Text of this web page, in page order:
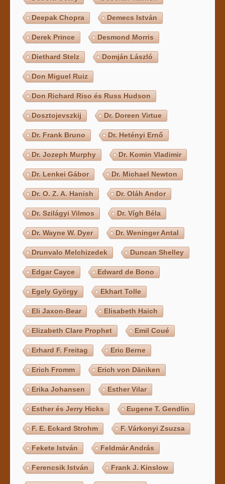
Deepak Chopra Demecs István
Derek Prince Desmond Morris
Diethard Stelz Domján László
Don Miguel Ruiz
Don Richard Riso és Russ Hudson
Dosztojevszkij Dr. Doreen Virtue
Dr. Frank Bruno Dr. Hetényi Ernő
Dr. Jozeph Murphy Dr. Komin Vladimir
Dr. Lenkei Gábor Dr. Michael Newton
Dr. O. Z. A. Hanish Dr. Oláh Andor
Dr. Szilágyi Vilmos Dr. Vígh Béla
Dr. Wayne W. Dyer Dr. Weninger Antal
Drunvalo Melchizedek Duncan Shelley
Edgar Cayce Edward de Bono
Egely György Ekhart Tolle
Eli Jaxon-Bear Elisabeth Haich
Elizabeth Clare Prophet Emil Coué
Erhard F. Freitag Eric Berne
Erich Fromm Erich von Däniken
Erika Johansen Esther Vilar
Esther és Jerry Hicks Eugene T. Gendlin
F. E. Eckard Strohm F. Várkonyi Zsuzsa
Fekete István Feldmár András
Ferencsik István Frank J. Kinslow